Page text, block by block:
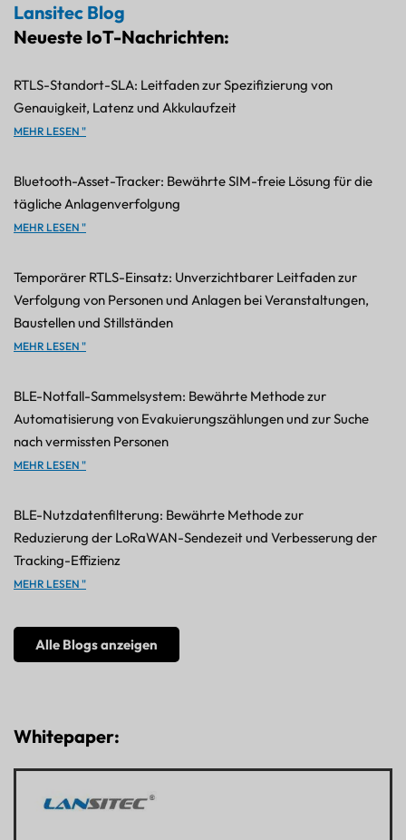
Lansitec Blog
Neueste IoT-Nachrichten:
RTLS-Standort-SLA: Leitfaden zur Spezifizierung von
Genauigkeit, Latenz und Akkulaufzeit
MEHR LESEN "
Bluetooth-Asset-Tracker: Bewährte SIM-freie Lösung für die
tägliche Anlagenverfolgung
MEHR LESEN "
Temporärer RTLS-Einsatz: Unverzichtbarer Leitfaden zur
Verfolgung von Personen und Anlagen bei Veranstaltungen,
Baustellen und Stillständen
MEHR LESEN "
BLE-Notfall-Sammelsystem: Bewährte Methode zur
Automatisierung von Evakuierungszählungen und zur Suche
nach vermissten Personen
MEHR LESEN "
BLE-Nutzdatenfilterung: Bewährte Methode zur
Reduzierung der LoRaWAN-Sendezeit und Verbesserung der
Tracking-Effizienz
MEHR LESEN "
Alle Blogs anzeigen
Whitepaper: